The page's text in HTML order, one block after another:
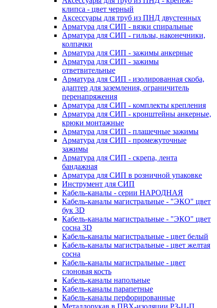
клипса - цвет черный
Аксессуары для труб из ПНД двустенных
Арматура для СИП - вязки спиральные
Арматура для СИП - гильзы, наконечники,
колпачки
Арматура для СИП - зажимы анкерные
Арматура для СИП - зажимы
ответвительные
Арматура для СИП - изолированная скоба,
адаптер для заземления, ограничитель
перенапряжения
Арматура для СИП - комплекты крепления
Арматура для СИП - кронштейны анкерные,
крюки монтажные
Арматура для СИП - плашечные зажимы
Арматура для СИП - промежуточные
зажимы
Арматура для СИП - скрепа, лента
бандажная
Арматура для СИП в розничной упаковке
Инструмент для СИП
Кабель-каналы - серии НАРОДНАЯ
Кабель-каналы магистральные - "ЭКО" цвет
бук 3D
Кабель-каналы магистральные - "ЭКО" цвет
сосна 3D
Кабель-каналы магистральные - цвет белый
Кабель-каналы магистральные - цвет желтая
сосна
Кабель-каналы магистральные - цвет
слоновая кость
Кабель-каналы напольные
Кабель-каналы парапетные
Кабель-каналы перфорированные
Металлорукав в ПВХ-изоляции РЗ-Ц-П